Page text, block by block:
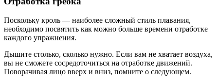
Поскольку кроль — наиболее сложный стиль плавания,
необходимо посвятить как можно больше времени отработке
каждого упражнения.
Дышите столько, сколько нужно. Если вам не хватает воздуха,
вы не сможете сосредоточиться на отработке движений.
Поворачивая лицо вверх и вниз, помните о следующем.